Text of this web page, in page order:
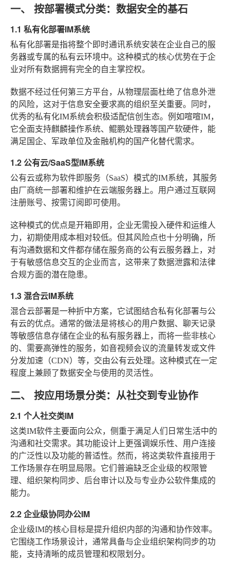
一、 按部署模式分类：数据安全的基石
1.1 私有化部署IM系统
私有化部署是指将整个即时通讯系统安装在企业自己的服
务器或专属的私有云环境中。这种模式的核心优势在于企
业对所有数据拥有完全的自主掌控权。
数据不经过任何第三方平台，从物理层面杜绝了信息外泄
的风险，这对于信息安全要求高的组织至关重要。同时，
优秀的私有化IM系统会积极适配信创生态。例如喧喧IM，
它全面支持麒麟操作系统、鲲鹏处理器等国产软硬件，能
满足国企、军政单位及金融机构的国产化替代需求。
1.2 公有云/SaaS型IM系统
公有云或称为软件即服务（SaaS）模式的IM系统，其服务
由厂商统一部署和维护在云端服务器上。用户通过互联网
注册账号、按需订阅即可使用。
这种模式的优点是开箱即用，企业无需投入硬件和运维人
力，初期使用成本相对较低。但其风险点也十分明确，所
有沟通数据和文件都存储在服务商的公有云服务器上，对
于有敏感信息交互的企业而言，这带来了数据泄露和法律
合规方面的潜在隐患。
1.3 混合云IM系统
混合云部署是一种折中方案，它试图结合私有化部署与公
有云的优点。通常的做法是将核心的用户数据、聊天记录
等敏感信息存储在企业的私有服务器上，而将一些非核心
的、需要高弹性的服务，如音视频会议的流量转发或文件
分发加速（CDN）等，交由公有云处理。这种模式在一定
程度上兼顾了数据安全与使用的灵活性。
二、 按应用场景分类：从社交到专业协作
2.1 个人社交类IM
这类IM软件主要面向公众，侧重于满足人们日常生活中的
沟通和社交需求。其功能设计上更强调娱乐性、用户连接
的广泛性以及功能的普适性。然而，将这类软件直接用于
工作场景存在明显局限。它们普遍缺乏企业级的权限管
理、组织架构同步、后台审计以及与专业办公软件集成的
能力。
2.2 企业级协同办公IM
企业级IM的核心目标是提升组织内部的沟通和协作效率。
它围绕工作场景设计，通常具备与企业组织架构同步的功
能，支持清晰的成员管理和权限划分。